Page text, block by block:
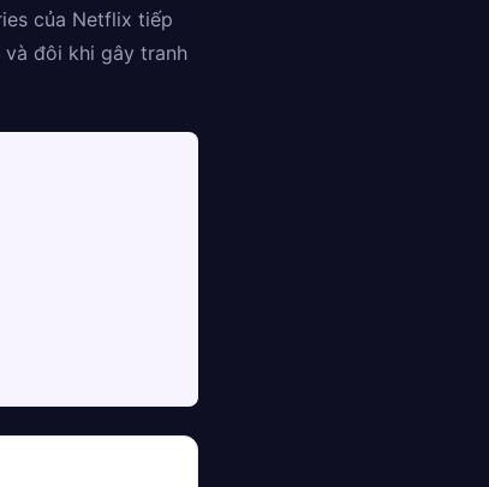
của Netflix tiếp
đôi khi gây tranh